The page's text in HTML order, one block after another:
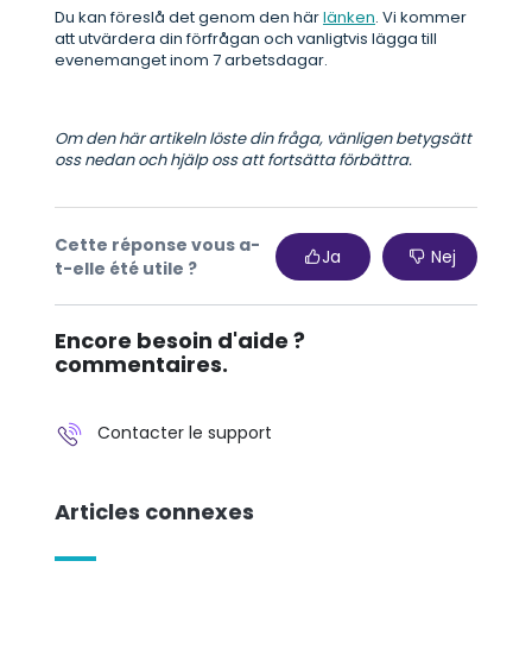
Du kan föreslå det genom den härlänken. Vi kommer
att utvärdera din förfrågan och vanligtvis lägga till
evenemanget inom 7 arbetsdagar.
Om den här artikeln löste din fråga, vänligen betygsätt
oss nedan och hjälp oss att fortsätta förbättra.
Cette réponse vous a-
t-elle été utile ?
Ja Nej
Encore besoin d'aide ?
commentaires.
Contacter le support
Articles connexes